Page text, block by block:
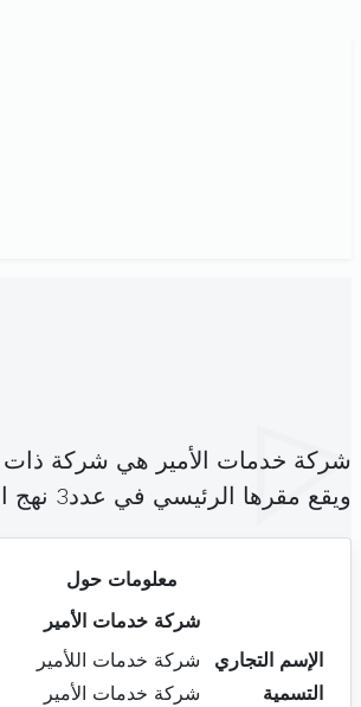
شركة خدمات الأمير هي شركة ذات
ويقع مقرها الرئيسي في عدد3 نهج ابن خلدون النفيضة سوسة (
معلومات حول
شركة خدمات الأمير
الإسم التجاري
شركة خدمات اللأمير
التسمية
شركة خدمات الأمير